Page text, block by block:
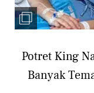
Potret King
Banyak